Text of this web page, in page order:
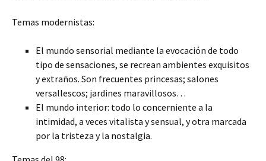
Temas modernistas:
El mundo sensorial mediante la evocación de todo
tipo de sensaciones, se recrean ambientes exquisitos
y extraños. Son frecuentes princesas; salones
versallescos; jardines maravillosos…
El mundo interior: todo lo concerniente a la
intimidad, a veces vitalista y sensual, y otra marcada
por la tristeza y la nostalgia.